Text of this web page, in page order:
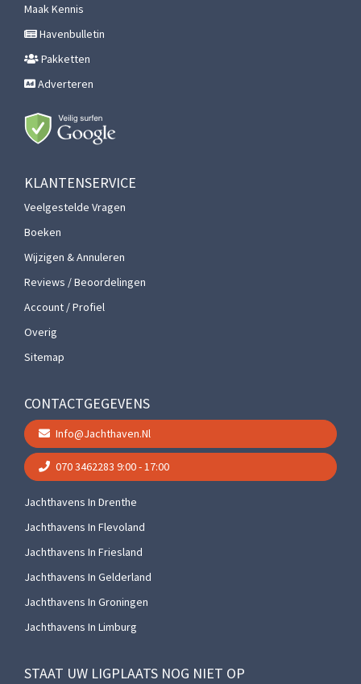
Maak Kennis
Havenbulletin
Pakketten
Adverteren
KLANTENSERVICE
Veelgestelde Vragen
Boeken
Wijzigen & Annuleren
Reviews / Beoordelingen
Account / Profiel
Overig
Sitemap
CONTACTGEGEVENS
Info@jachthaven.nl
070 3462283 9:00 - 17:00
Jachthavens In Drenthe
Jachthavens In Flevoland
Jachthavens In Friesland
Jachthavens In Gelderland
Jachthavens In Groningen
Jachthavens In Limburg
STAAT UW LIGPLAATS NOG NIET OP